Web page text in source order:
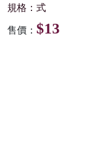
規格：式
售價： $13